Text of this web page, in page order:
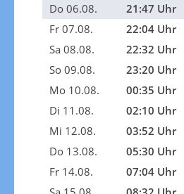
Do 06.08.
21:47 Uhr
Fr 07.08.
22:04 Uhr
Sa 08.08.
22:32 Uhr
So 09.08.
23:20 Uhr
Mo 10.08.
00:35 Uhr
Di 11.08.
02:10 Uhr
Mi 12.08.
03:52 Uhr
Do 13.08.
05:30 Uhr
Fr 14.08.
07:04 Uhr